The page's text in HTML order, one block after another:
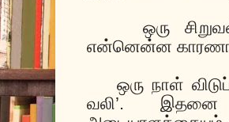
ஒரு
என்னென்ன
ஒரு நாள்
வலி’. இதனை